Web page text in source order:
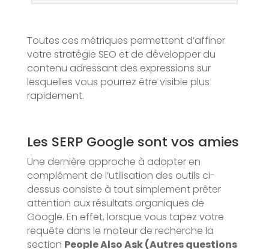
Toutes ces métriques permettent d’affiner
votre stratégie SEO et de développer du
contenu adressant des expressions sur
lesquelles vous pourrez être visible plus
rapidement.
Les SERP Google sont vos amies
Une dernière approche à adopter en
complément de l’utilisation des outils ci-
dessus consiste à tout simplement prêter
attention aux résultats organiques de
Google. En effet, lorsque vous tapez votre
requête dans le moteur de recherche la
section People Also Ask (Autres questions